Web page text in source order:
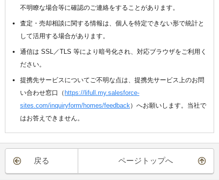
不明瞭な場合等に確認のご連絡をすることがあります。
査定・売却相談に関する情報は、個人を特定できない形で統計と
して活用する場合があります。
通信は SSL／TLS 等により暗号化され、対応ブラウザをご利用く
ださい。
提携先サービスについてご不明な点は、提携先サービス上のお問
い合わせ窓口（ https://lifull.my.salesforce-
sites.com/inquiryform/homes/feedback ）へお願いします。当社で
はお答えできません。
戻る ページトップへ